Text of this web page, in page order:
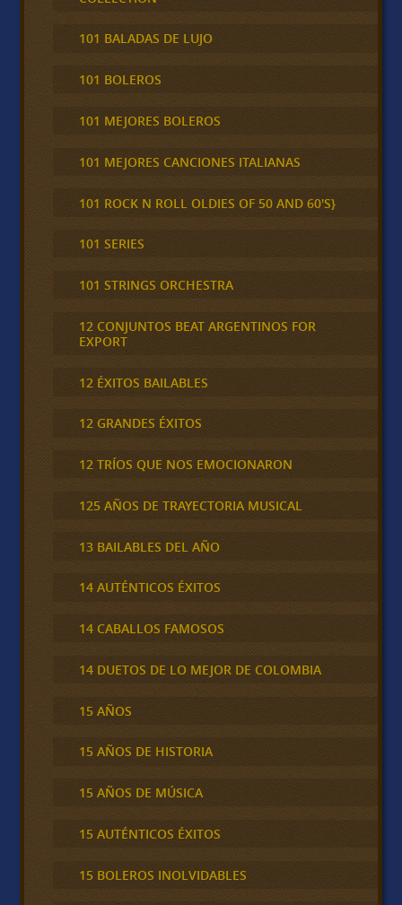
101 BALADAS DE LUJO
101 BOLEROS
101 MEJORES BOLEROS
101 MEJORES CANCIONES ITALIANAS
101 ROCK N ROLL OLDIES OF 50 AND 60'S}
101 SERIES
101 STRINGS ORCHESTRA
12 CONJUNTOS BEAT ARGENTINOS FOR
EXPORT
12 ÉXITOS BAILABLES
12 GRANDES ÉXITOS
12 TRÍOS QUE NOS EMOCIONARON
125 AÑOS DE TRAYECTORIA MUSICAL
13 BAILABLES DEL AÑO
14 AUTÉNTICOS ÉXITOS
14 CABALLOS FAMOSOS
14 DUETOS DE LO MEJOR DE COLOMBIA
15 AÑOS
15 AÑOS DE HISTORIA
15 AÑOS DE MÚSICA
15 AUTÉNTICOS ÉXITOS
15 BOLEROS INOLVIDABLES